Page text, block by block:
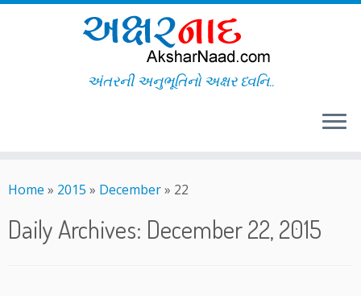
to
અંતરની અનુભૂતિનો અક્ષર ધ્વનિ..
Home » 2015 » December» 22
Daily Archives: December 22, 2015